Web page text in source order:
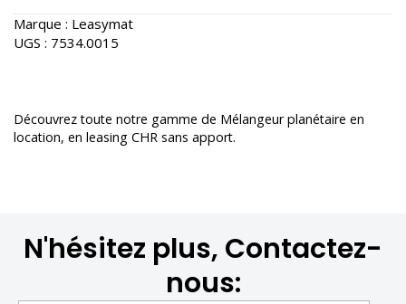
Marque : Leasymat
UGS : 7534.0015
Découvrez toute notre gamme de Mélangeur planétaire en
location, en leasing CHR sans apport.
N'hésitez plus, Contactez-
nous: